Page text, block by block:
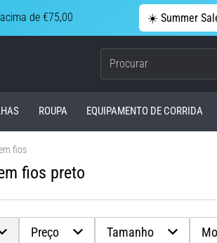
de €75,00 ☀️ Summer
ROUPA EQUIPAMENTO DE CORRIDA
fios
fios preto
Preço Tamanho